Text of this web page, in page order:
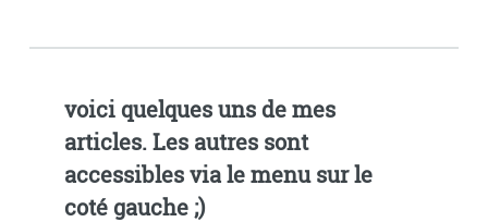
voici quelques uns de mes
articles. Les autres sont
accessibles via le menu sur le
coté gauche ;)